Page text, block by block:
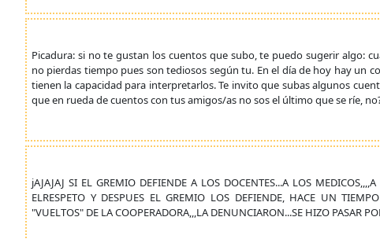
Picadura: si no te gustan los cuentos que subo, te puedo sugerir algo:
no pierdas tiempo pues son tediosos según tu. En el día de hoy hay un
tienen la capacidad para interpretarlos. Te invito que subas algunos
que en rueda de cuentos con tus amigos/as no sos el último que se ríe,
jAJAJAJ SI EL GREMIO DEFIENDE A LOS DOCENTES...A LOS
ELRESPETO Y DESPUES EL GREMIO LOS DEFIENDE, HACE UN
"VUELTOS" DE LA COOPERADORA,,,LA DENUNCIARON...SE HIZO PASAR